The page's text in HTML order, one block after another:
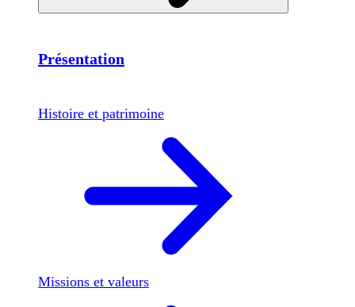
Présentation
Histoire et patrimoine
Missions et valeurs